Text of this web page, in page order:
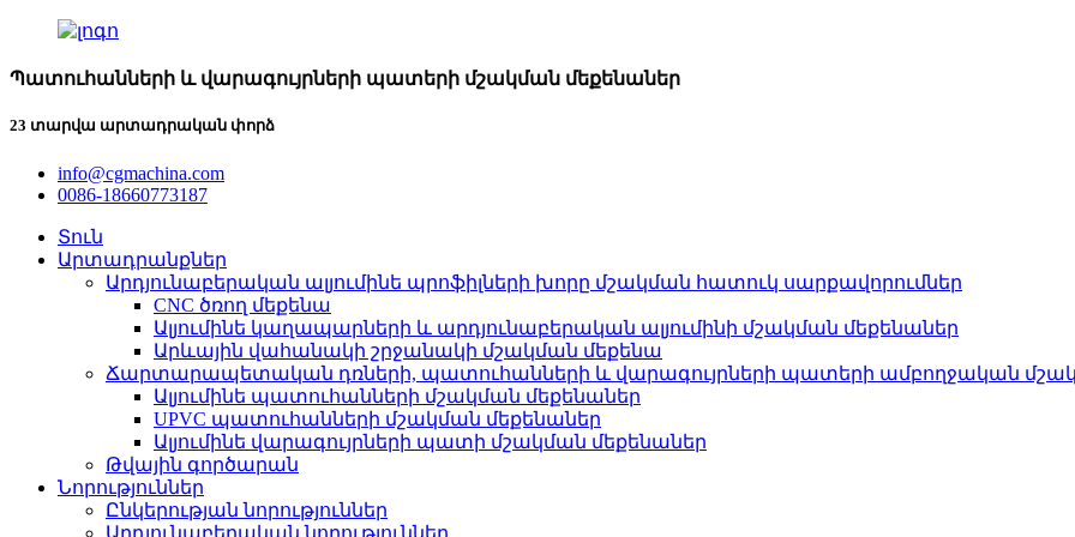
Պատուհանների և վարագույրների պատերի մշակման մեքենաներ
23 տարվա արտադրական փորձ
info@cgmachina.com
0086-18660773187
Տուն
Արտադրանքներ
Արդյունաբերական ալյումինե պրոֆիլների խորը մշակման հատուկ սարքավորումներ
CNC ծռող մեքենա
Ալյումինե կաղապարների և արդյունաբերական ալյումինի մշակման մեքենաներ
Արևային վահանակի շրջանակի մշակման մեքենա
Ճարտարապետական ​​դռների, պատուհանների և վարագույրների պատերի ամբողջական
Ալյումինե պատուհանների մշակման մեքենաներ
UPVC պատուհանների մշակման մեքենաներ
Ալյումինե վարագույրների պատի մշակման մեքենաներ
Թվային գործարան
Նորություններ
Ընկերության նորություններ
Արդյունաբերական նորություններ